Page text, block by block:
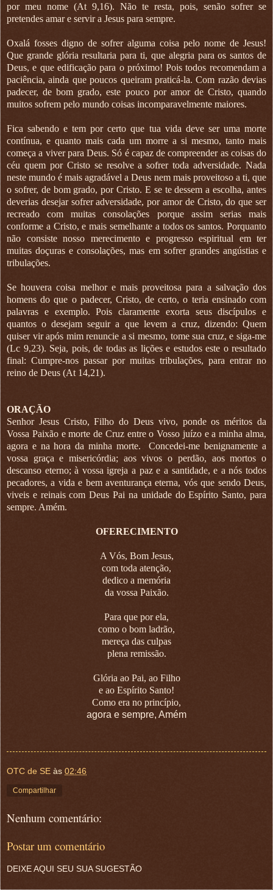
por meu nome (At 9,16). Não te resta, pois, senão sofrer se
pretendes amar e servir a Jesus para sempre.
Oxalá fosses digno de sofrer alguma coisa pelo nome de Jesus!
Que grande glória resultaria para ti, que alegria para os santos de
Deus, e que edificação para o próximo! Pois todos recomendam a
paciência, ainda que poucos queiram praticá-la. Com razão devias
padecer, de bom grado, este pouco por amor de Cristo, quando
muitos sofrem pelo mundo coisas incomparavelmente maiores.
Fica sabendo e tem por certo que tua vida deve ser uma morte
contínua, e quanto mais cada um morre a si mesmo, tanto mais
começa a viver para Deus. Só é capaz de compreender as coisas do
céu quem por Cristo se resolve a sofrer toda adversidade. Nada
neste mundo é mais agradável a Deus nem mais proveitoso a ti, que
o sofrer, de bom grado, por Cristo. E se te dessem a escolha, antes
deverias desejar sofrer adversidade, por amor de Cristo, do que ser
recreado com muitas consolações porque assim serias mais
conforme a Cristo, e mais semelhante a todos os santos. Porquanto
não consiste nosso merecimento e progresso espiritual em ter
muitas doçuras e consolações, mas em sofrer grandes angústias e
tribulações.
Se houvera coisa melhor e mais proveitosa para a salvação dos
homens do que o padecer, Cristo, de certo, o teria ensinado com
palavras e exemplo. Pois claramente exorta seus discípulos e
quantos o desejam seguir a que levem a cruz, dizendo: Quem
quiser vir após mim renuncie a si mesmo, tome sua cruz, e siga-me
(Lc 9,23). Seja, pois, de todas as lições e estudos este o resultado
final: Cumpre-nos passar por muitas tribulações, para entrar no
reino de Deus (At 14,21).
ORAÇÃO
Senhor Jesus Cristo, Filho do Deus vivo, ponde os méritos da
Vossa Paixão e morte de Cruz entre o Vosso juízo e a minha alma,
agora e na hora da minha morte. Concedei-me benignamente a
vossa graça e misericórdia; aos vivos o perdão, aos mortos o
descanso eterno; à vossa igreja a paz e a santidade, e a nós todos
pecadores, a vida e bem aventurança eterna, vós que sendo Deus,
viveis e reinais com Deus Pai na unidade do Espírito Santo, para
sempre. Amém.
OFERECIMENTO
A Vós, Bom Jesus,
com toda atenção,
dedico a memória
da vossa Paixão.
Para que por ela,
como o bom ladrão,
mereça das culpas
plena remissão.
Glória ao Pai, ao Filho
e ao Espírito Santo!
Como era no princípio,
agora e sempre, Amém
OTC de SE às 02:46
Compartilhar
Nenhum comentário:
Postar um comentário
DEIXE AQUI SEU SUA SUGESTÃO